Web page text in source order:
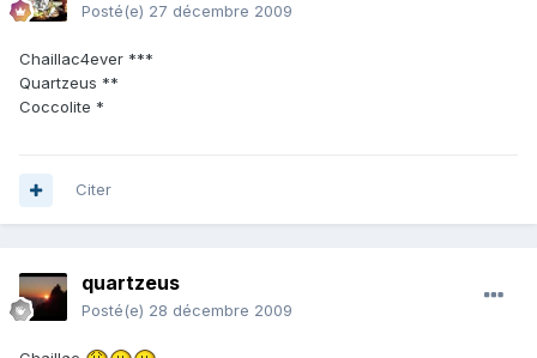
Posté(e) 27 décembre 2009
Chaillac4ever ***
Quartzeus **
Coccolite *
Citer
quartzeus
Posté(e) 28 décembre 2009